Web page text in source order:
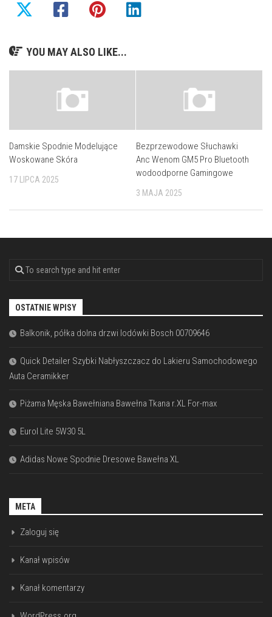
YOU MAY ALSO LIKE...
Damskie Spodnie Modelujące
Woskowane Skóra
17 LIPCA 2025
Bezprzewodowe Słuchawki
Anc Wenom GM5 Pro Bluetooth
wodoodporne Gamingowe
3 MAJA 2025
OSTATNIE WPISY
Balkonik, półka dolna drzwi lodówki Bosch 00709646
Quick Detailer Szybki Nabłyszczacz do Lakieru Samochodowego
Auta Ceramikker
Piżama Męska Bawełniana Bawełna Tkana r.XL For-max
Eurol Lite 5W30 5L
Adidas Nowe Spodnie Dresowe Bawełna XL
META
Zaloguj się
Kanał wpisów
Kanał komentarzy